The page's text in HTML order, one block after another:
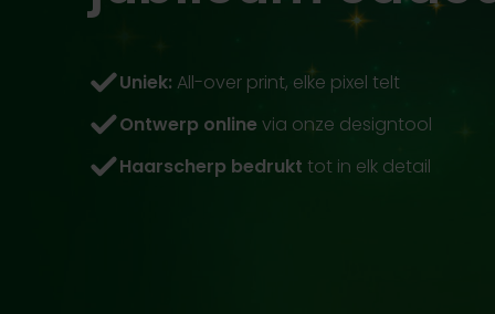
Uniek: All-over print, elke pixel telt
Ontwerp online via onze designtool
Haarscherp bedrukt tot in elk detail